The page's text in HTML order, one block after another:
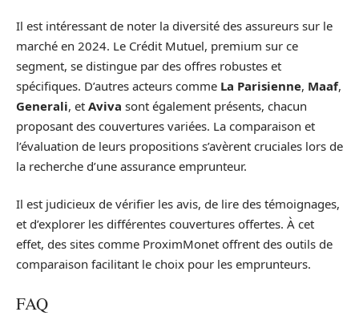
Il est intéressant de noter la diversité des assureurs sur le
marché en 2024. Le Crédit Mutuel, premium sur ce
segment, se distingue par des offres robustes et
spécifiques. D’autres acteurs comme La Parisienne, Maaf,
Generali, et Aviva sont également présents, chacun
proposant des couvertures variées. La comparaison et
l’évaluation de leurs propositions s’avèrent cruciales lors de
la recherche d’une assurance emprunteur.
Il est judicieux de vérifier les avis, de lire des témoignages,
et d’explorer les différentes couvertures offertes. À cet
effet, des sites comme ProximMonet offrent des outils de
comparaison facilitant le choix pour les emprunteurs.
FAQ